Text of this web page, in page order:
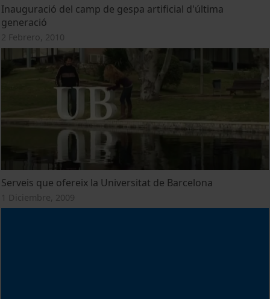
Inauguració del camp de gespa artificial d'última
generació
2 Febrero, 2010
Serveis que ofereix la Universitat de Barcelona
1 Diciembre, 2009